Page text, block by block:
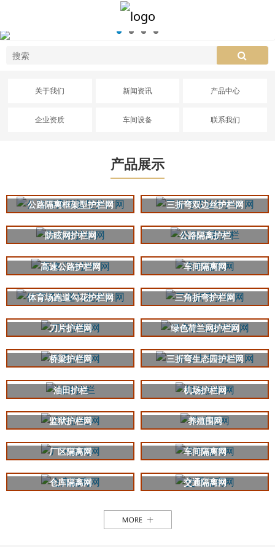
关于我们 新闻资讯 产品中心
企业资质 车间设备 联系我们
产品展示
公路隔离框架型护栏网 三折弯双边丝护栏网
防眩网护栏网 公路隔离护栏
高速公路护栏网 车间隔离网
体育场跑道勾花护栏网 三角折弯护栏网
刀片护栏网 绿色荷兰网护栏网
桥梁护栏网 三折弯生态园护栏网
油田护栏 机场护栏网
监狱护栏网 养殖围网
厂区隔离网 车间隔离网
仓库隔离网 交通隔离网